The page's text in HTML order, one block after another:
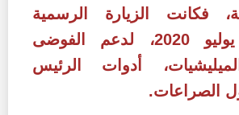
فكانت الزيارة الرسمية
الخميس 2 يوليو 2020، لدعم الفوضى
أدوات الرئيس
الصراعات.